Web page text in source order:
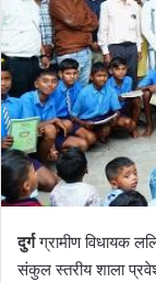
दुर्गग्रामीण विधायक
संकुल स्तरीय शाला